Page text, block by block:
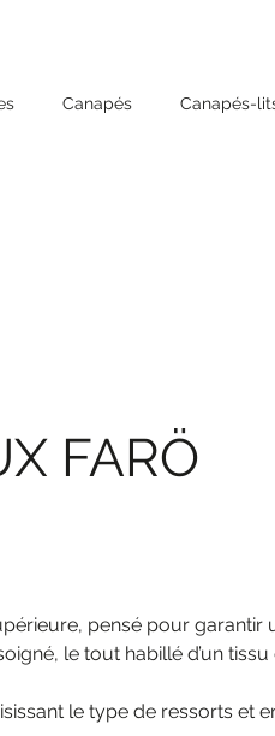
Canapés Canapés-
FARÖ
pensé pour
le tout habillé d’un
le type de ressorts